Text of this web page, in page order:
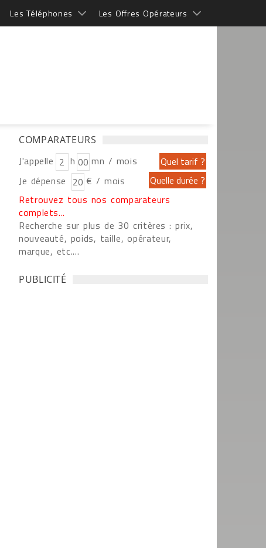
Les Téléphones Les Offres Opérateurs
COMPARATEURS
J'appelle h
mn / mois
Je dépense
€ / mois
Retrouvez tous nos comparateurs
complets...
Recherche sur plus de 30 critères : prix,
nouveauté, poids, taille, opérateur,
marque, etc....
PUBLICITÉ